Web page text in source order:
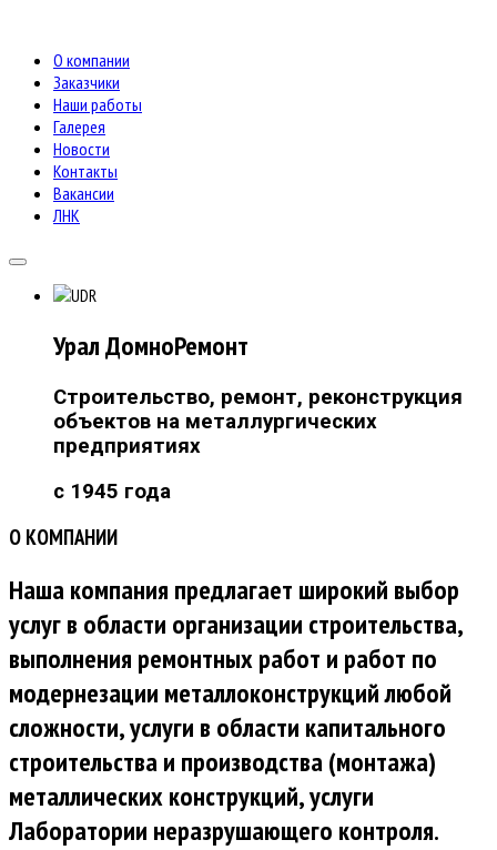
О компании
Заказчики
Наши работы
Галерея
Новости
Контакты
Вакансии
ЛНК
УралДомноРемонт
Строительство, ремонт, реконструкция
объектов на металлургических
предприятиях
с 1945 года
О КОМПАНИИ
Наша компания предлагает широкий выбор
услуг в области организации строительства,
выполнения ремонтных работ и работ по
модернезации металлоконструкций любой
сложности, услуги в области капитального
строительства и производства (монтажа)
металлических конструкций, услуги
Лаборатории неразрушающего контроля.